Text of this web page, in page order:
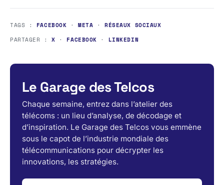
TAGS : FACEBOOK ·META ·RÉSEAUX SOCIAUX
PARTAGER :X · FACEBOOK · LINKEDIN
Le Garage des Telcos
Chaque semaine, entrez dans l’atelier des
télécoms : un lieu d’analyse, de décodage et
d’inspiration. Le Garage des Telcos vous emmène
sous le capot de l’industrie mondiale des
télécommunications pour décrypter les
innovations, les stratégies.